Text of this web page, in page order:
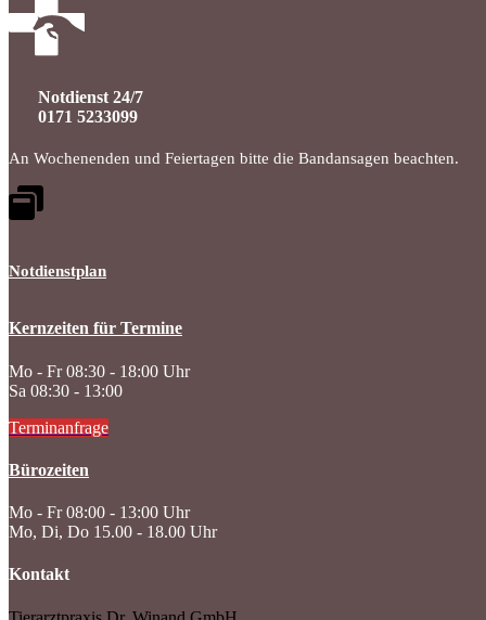
Notdienst 24/7
0171 5233099
An Wochenenden und Feiertagen bitte die Bandansagen beachten.
Notdienstplan
Kernzeiten für Termine
Mo - Fr 08:30 - 18:00 Uhr
Sa 08:30 - 13:00
Terminanfrage
Bürozeiten
Mo - Fr 08:00 - 13:00 Uhr
Mo, Di, Do 15.00 - 18.00 Uhr
Kontakt